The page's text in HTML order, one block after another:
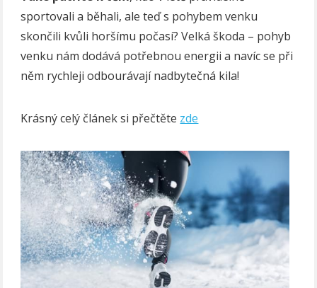
sportovali a běhali, ale teď s pohybem venku
skončili kvůli horšímu počasí? Velká škoda – pohyb
venku nám dodává potřebnou energii a navíc se při
něm rychleji odbourávají nadbytečná kila!
Krásný celý článek si přečtěte zde